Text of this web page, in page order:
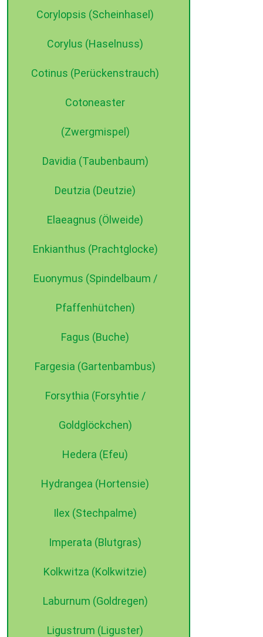
Corylopsis (Scheinhasel)
Corylus (Haselnuss)
Cotinus (Perückenstrauch)
Cotoneaster
(Zwergmispel)
Davidia (Taubenbaum)
Deutzia (Deutzie)
Elaeagnus (Ölweide)
Enkianthus (Prachtglocke)
Euonymus (Spindelbaum /
Pfaffenhütchen)
Fagus (Buche)
Fargesia (Gartenbambus)
Forsythia (Forsyhtie /
Goldglöckchen)
Hedera (Efeu)
Hydrangea (Hortensie)
Ilex (Stechpalme)
Imperata (Blutgras)
Kolkwitza (Kolkwitzie)
Laburnum (Goldregen)
Ligustrum (Liguster)